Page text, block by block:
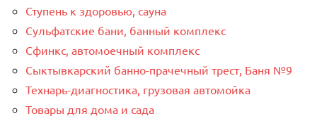
Ступень к здоровью, сауна
Сульфатские бани, банный комплекс
Сфинкс, автомоечный комплекс
Сыктывкарский банно-прачечный трест, Баня №9
Технарь-диагностика, грузовая автомойка
Товары для дома и сада